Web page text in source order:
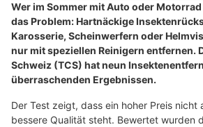
Wer im Sommer mit Auto oder
das Problem: Hartnäckige
Karosserie, Scheinwerfern oder
nur mit speziellen Reinigern entfernen.
Schweiz (TCS) hat neun
überraschenden Ergebnissen.
Der Test zeigt, dass ein hoher Preis nicht
bessere Qualität steht. Bewertet wurden